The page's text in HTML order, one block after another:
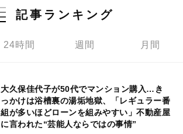
記事ランキング
24時間 週間 月間
大久保佳代子が50代でマンション購入…き
っかけは浴槽裏の湯垢地獄、「レギュラー番
組が多いほどローンを組みやすい」不動産屋
に言われた“芸能人ならではの事情”